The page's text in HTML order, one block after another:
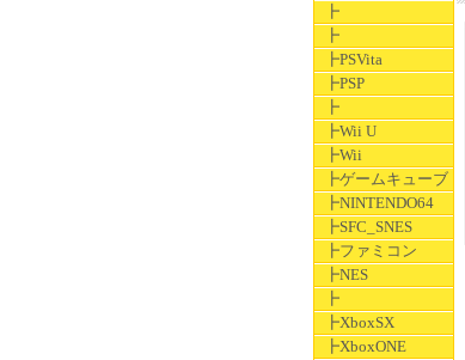
┣
┣
┣PSVita
┣PSP
┣
┣Wii U
┣Wii
┣ゲームキューブ
┣NINTENDO64
┣SFC_SNES
┣ファミコン
┣NES
┣
┣XboxSX
┣XboxONE